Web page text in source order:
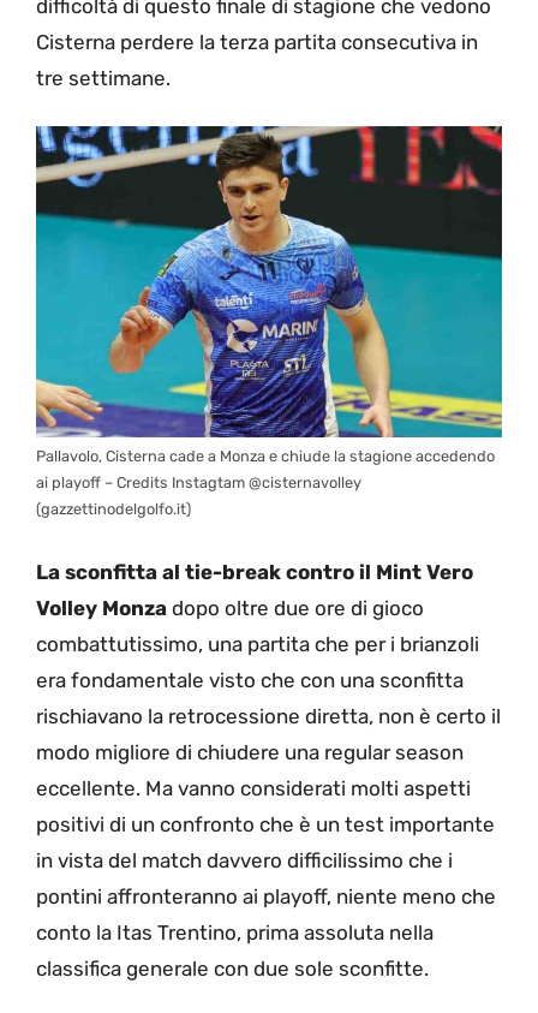
difficoltà di questo finale di stagione che vedono
Cisterna perdere la terza partita consecutiva in
tre settimane.
Pallavolo, Cisterna cade a Monza e chiude la stagione accedendo
ai playoff – Credits Instagtam @cisternavolley
(gazzettinodelgolfo.it)
La sconfitta al tie-break contro il Mint Vero
Volley Monza dopo oltre due ore di gioco
combattutissimo, una partita che per i brianzoli
era fondamentale visto che con una sconfitta
rischiavano la retrocessione diretta, non è certo il
modo migliore di chiudere una regular season
eccellente. Ma vanno considerati molti aspetti
positivi di un confronto che è un test importante
in vista del match davvero difficilissimo che i
pontini affronteranno ai playoff, niente meno che
conto la Itas Trentino, prima assoluta nella
classifica generale con due sole sconfitte.